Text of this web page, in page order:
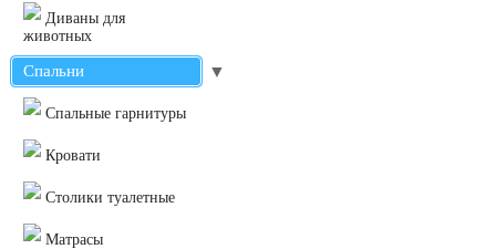
Диваны для
животных
Спальни ▼
Cпальные гарнитуры
Кровати
Столики туалетные
Матрасы